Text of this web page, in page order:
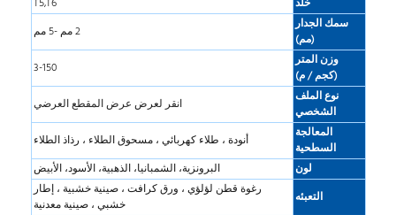
سمك الجدار
(مم)
2 مم -5 مم
وزن المتر
(كجم / م)
3-150
نوع الملف
الشخصي
انقر لعرض عرض المقطع العرضي
المعالجة
السطحية
أنودة ، طلاء كهربائي ، مسحوق الطلاء ، رذاذ الطلاء
لون
البرونزية، الشمبانيا، الذهبية، الأسود، الأبيض
التعبئه
رغوة قطن لؤلؤي ، ورق كرافت ، صينية خشبية ، إطار
خشبي ، صينية معدنية